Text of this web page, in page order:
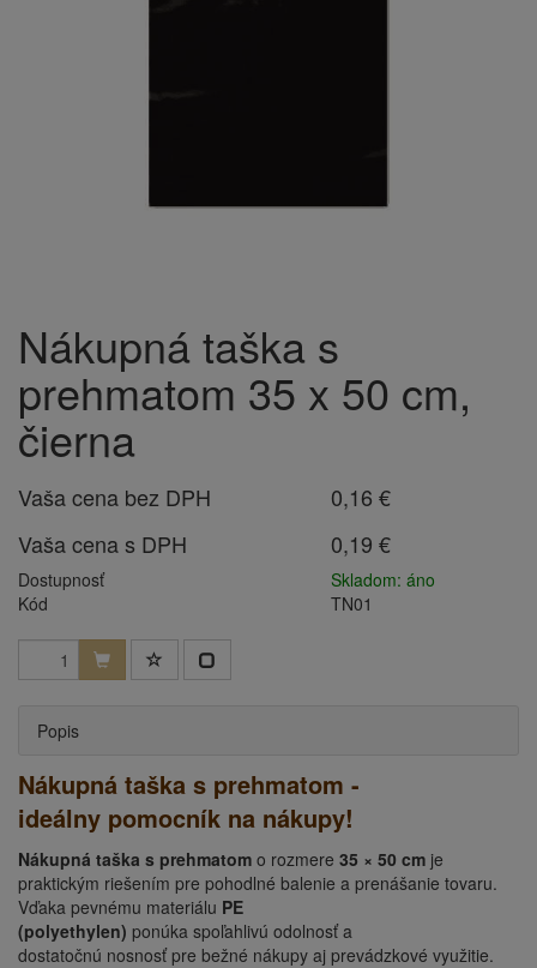
Nákupná taška s
prehmatom 35 x 50 cm,
čierna
Vaša cena bez DPH
0,16 €
Vaša cena s DPH
0,19 €
Dostupnosť
Skladom: áno
Kód
TN01
Popis
Nákupná taška s prehmatom -
ideálny pomocník na nákupy!
Nákupná taška s prehmatom o rozmere 35 × 50 cm je
praktickým riešením pre pohodlné balenie a prenášanie tovaru.
Vďaka pevnému materiálu PE
(polyethylen) ponúka spoľahlivú odolnosť a
dostatočnú nosnosť pre bežné nákupy aj prevádzkové využitie.